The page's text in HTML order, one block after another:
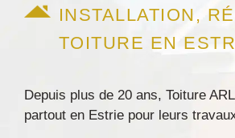
INSTALLATION,
TOITURE EN
Depuis plus de 20 ans, Toiture
partout en Estrie pour leurs